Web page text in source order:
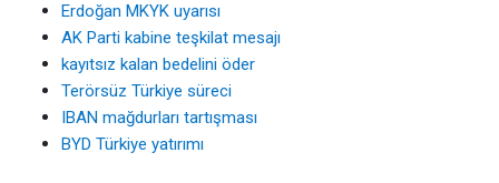
Erdoğan MKYK uyarısı
AK Parti kabine teşkilat mesajı
kayıtsız kalan bedelini öder
Terörsüz Türkiye süreci
IBAN mağdurları tartışması
BYD Türkiye yatırımı